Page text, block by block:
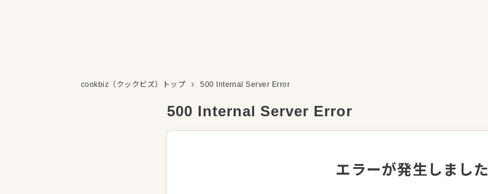
cookbiz（クックビズ）トップ 500 Internal Server Error
500 Internal Server Error
エラーが発生しました